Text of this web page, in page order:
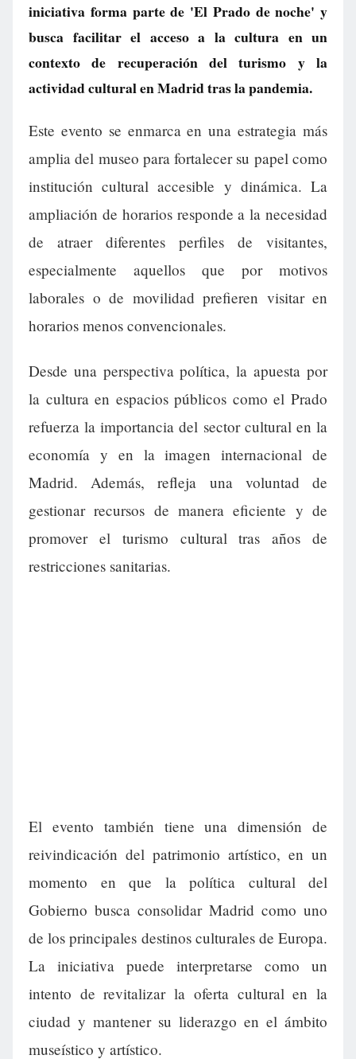
iniciativa forma parte de 'El Prado de noche' y
busca facilitar el acceso a la cultura en un
contexto de recuperación del turismo y la
actividad cultural en Madrid tras la pandemia.
Este evento se enmarca en una estrategia más
amplia del museo para fortalecer su papel como
institución cultural accesible y dinámica. La
ampliación de horarios responde a la necesidad
de atraer diferentes perfiles de visitantes,
especialmente aquellos que por motivos
laborales o de movilidad prefieren visitar en
horarios menos convencionales.
Desde una perspectiva política, la apuesta por
la cultura en espacios públicos como el Prado
refuerza la importancia del sector cultural en la
economía y en la imagen internacional de
Madrid. Además, refleja una voluntad de
gestionar recursos de manera eficiente y de
promover el turismo cultural tras años de
restricciones sanitarias.
El evento también tiene una dimensión de
reivindicación del patrimonio artístico, en un
momento en que la política cultural del
Gobierno busca consolidar Madrid como uno
de los principales destinos culturales de Europa.
La iniciativa puede interpretarse como un
intento de revitalizar la oferta cultural en la
ciudad y mantener su liderazgo en el ámbito
museístico y artístico.